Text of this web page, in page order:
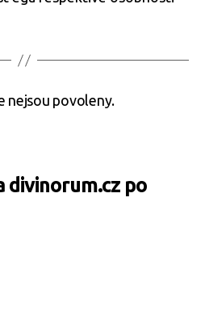
nejsou povoleny.
divinorum.cz po